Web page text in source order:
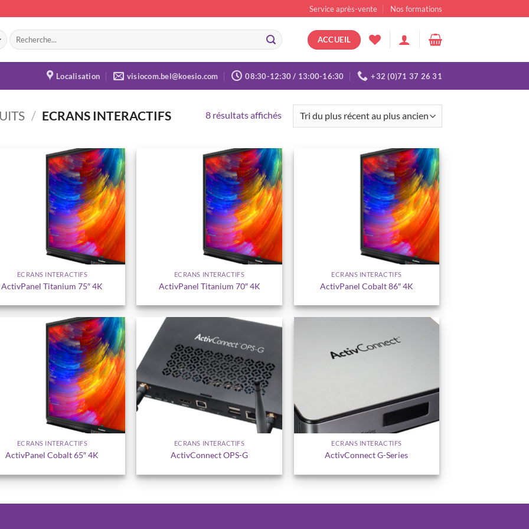
Service après-vente Nos formations
Recherche
pour :
ACCUEIL
Localisation visiocom.bel@koesio.com 08:30-12:30 / 13:00-16:30 +32 (0)71 37 26 31
/ ECRANS INTERACTIFS 8 résultats affichésTrié
récent
au
plus
ancien
Ajouter
à la
wishlist
ECRANS INTERACTIFS
ActivPanel Titanium 75″ 4K
Ajouter
à la
wishlist
ECRANS INTERACTIFS
ActivPanel Titanium 70″ 4K
Ajouter
à la
wishlist
ECRANS INTERACTIFS
ActivPanel Cobalt 86″ 4K
Ajouter
à la
wishlist
ECRANS INTERACTIFS
ActivPanel Cobalt 65″ 4K
Ajouter
wishlist
ECRANS INTERACTIFS
ActivConnect OPS-G
ECRANS INTERACTIFS
ActivConnect G-Series